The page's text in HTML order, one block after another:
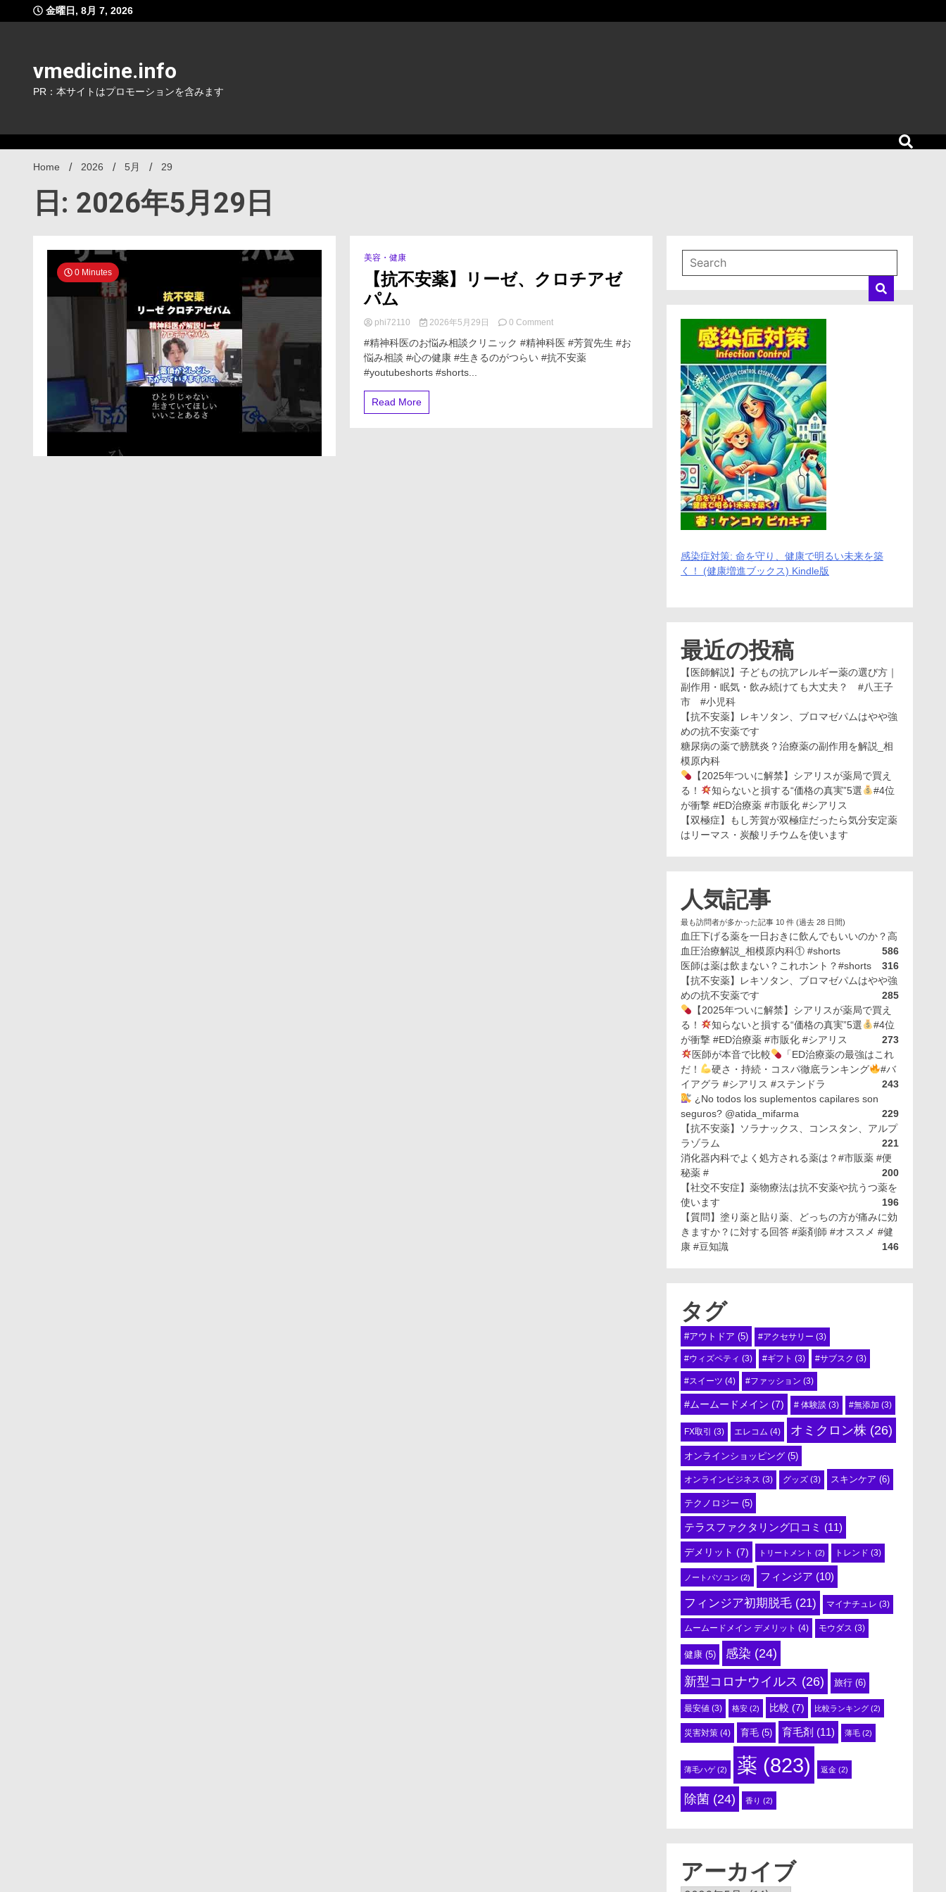
to
金曜日, 8月 7, 2026
vmedicine.info
PR：本サイトはプロモーションを含みます
Home 2026 5月 29
日: 2026年5月29日
0 Minutes
美容・健康
【抗不安薬】リーゼ、クロチアゼ
パム
phi72110 2026年5月29日 0 Commenton
不
安
#精神科医のお悩み相談クリニック #精神科医 #芳賀先生 #お
悩み相談 #心の健康 #生きるのがつらい #抗不安薬
#youtubeshorts #shorts...
Read More
感染症対策: 命を守り、健康で明るい未来を築
く！ (健康増進ブックス) Kindle版
最近の投稿
【医師解説】子どもの抗アレルギー薬の選び方｜
副作用・眠気・飲み続けても大丈夫？ #八王子
市 #小児科
【抗不安薬】レキソタン、ブロマゼパムはやや強
めの抗不安薬です
糖尿病の薬で膀胱炎？治療薬の副作用を解説_相
模原内科
【2025年ついに解禁】シアリスが薬局で買え
る！
知らないと損する“価格の真実”5選
#4位
が衝撃 #ED治療薬 #市販化 #シアリス
【双極症】もし芳賀が双極症だったら気分安定薬
はリーマス・炭酸リチウムを使います
人気記事
最も訪問者が多かった記事 10 件 (過去 28 日間)
血圧下げる薬を一日おきに飲んでもいいのか？高
血圧治療解説_相模原内科① #shorts
586
医師は薬は飲まない？これホント？#shorts
316
【抗不安薬】レキソタン、ブロマゼパムはやや強
めの抗不安薬です
285
【2025年ついに解禁】シアリスが薬局で買え
る！
知らないと損する“価格の真実”5選
#4位
が衝撃 #ED治療薬 #市販化 #シアリス
273
医師が本音で比較
「ED治療薬の最強はこれ
だ！
硬さ・持続・コスパ徹底ランキング
#バ
イアグラ #シアリス #ステンドラ
243
¿No todos los suplementos capilares son
seguros? @atida_mifarma
229
【抗不安薬】ソラナックス、コンスタン、アルプ
ラゾラム
221
消化器内科でよく処方される薬は？#市販薬 #便
秘薬 #
200
【社交不安症】薬物療法は抗不安薬や抗うつ薬を
使います
196
【質問】塗り薬と貼り薬、どっちの方が痛みに効
きますか？に対する回答 #薬剤師 #オススメ #健
康 #豆知識
146
タグ
#アウトドア (5) #アクセサリー (3)
#ウィズペティ (3) #ギフト (3) #サブスク (3)
#スイーツ (4) #ファッション (3)
#ムームードメイン (7) # 体験談 (3) #無添加 (3)
FX取引 (3) エレコム (4) オミクロン株 (26)
オンラインショッピング (5)
オンラインビジネス (3) グッズ (3) スキンケア (6)
テクノロジー (5)
テラスファクタリング口コミ (11)
デメリット (7) トリートメント (2) トレンド (3)
ノートパソコン (2) フィンジア (10)
フィンジア初期脱毛 (21) マイナチュレ (3)
ムームードメイン デメリット (4) モウダス (3)
健康 (5) 感染 (24)
新型コロナウイルス (26) 旅行 (6)
最安値 (3) 格安 (2) 比較 (7) 比較ランキング (2)
災害対策 (4) 育毛 (5) 育毛剤 (11) 薄毛 (2)
薄毛ハゲ(2) 薬 (823) 返金 (2)
除菌 (24) 香り (2)
アーカイブ